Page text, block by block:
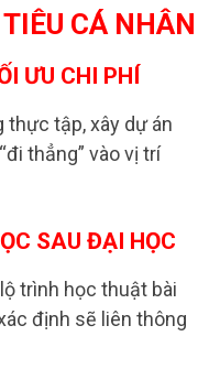
CÁ NHÂN
ƯU CHI PHÍ
thực tập, xây dự án
thẳng” vào vị trí
SAU ĐẠI HỌC
trình học thuật bài
định sẽ liên thông